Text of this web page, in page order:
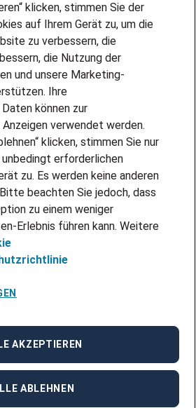
klicken, stimmen Sie der
auf Ihrem Gerät zu, um die
zu verbessern, die
die Nutzung der
und unsere Marketing-
Ihre
können zur
verwendet werden.
klicken, stimmen Sie nur
erforderlichen
zu. Es werden keine anderen
beachten Sie jedoch, dass
zu einem weniger
Erlebnis führen kann. Weitere
ABLEHNEN
AKZEPTIEREN